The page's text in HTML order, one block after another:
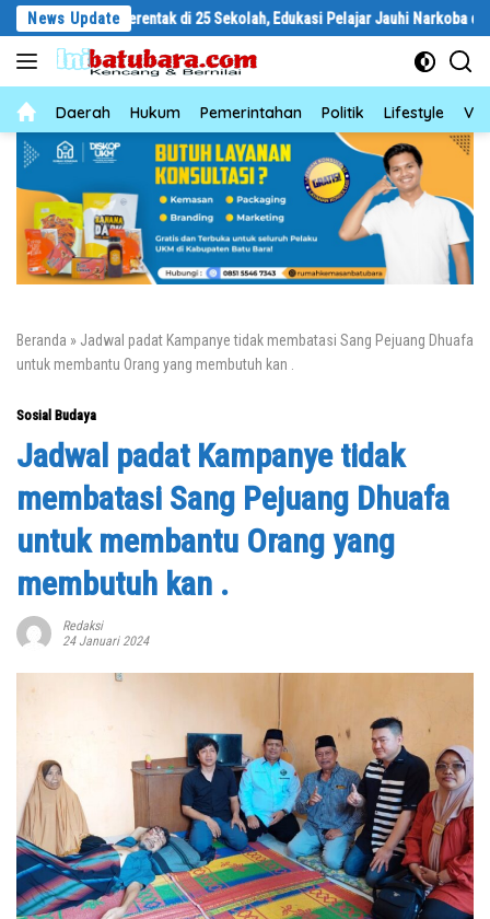
Langsung
konten
News Update
Serentak di 25 Sekolah, Edukasi Pelajar Jauhi Narkoba dan Kenakalan
NewsDaerah Hukum Pemerintahan Politik Lifestyle
Beranda » Jadwal padat Kampanye tidak membatasi Sang Pejuang Dhuafa
untuk membantu Orang yang membutuh kan .
Sosial Budaya
Jadwal padat Kampanye tidak
membatasi Sang Pejuang Dhuafa
untuk membantu Orang yang
membutuh kan .
Redaksi
24 Januari 2024